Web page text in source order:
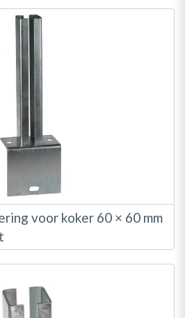
voor koker 60 × 60 mm